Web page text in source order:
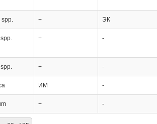
+ ЭК
+ -
+ -
ИМ -
+ -